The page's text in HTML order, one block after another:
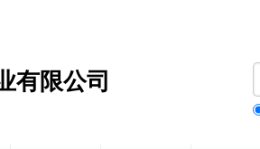
有限公司